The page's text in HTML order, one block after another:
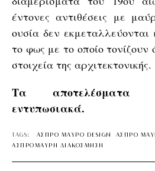
έντονες αντιθέσεις με
ουσία δεν
το φως με το οποίο
στοιχεία της αρχιτεκτονικής.
Τα αποτελέσματα
εντυπωσιακά.
TAGS: ΑΣΠΡΟ ΜΑΥΡΟ DESIGN
ΑΣΠΡΟ
ΑΣΠΡΟΜΑΥΡΗ ΔΙΑΚΟΣΜΗΣΗ